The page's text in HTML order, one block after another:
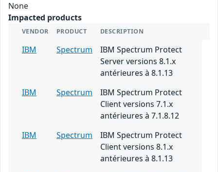
None
Impacted products
VENDOR PRODUCT DESCRIPTION
IBM Spectrum
IBM Spectrum Protect
Server versions 8.1.x
antérieures à 8.1.13
IBM
Spectrum
IBM Spectrum Protect
Client versions 7.1.x
antérieures à 7.1.8.12
IBM
Spectrum
IBM Spectrum Protect
Client versions 8.1.x
antérieures à 8.1.13